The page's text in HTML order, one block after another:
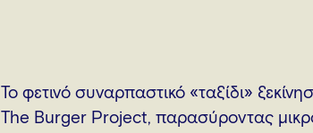
Το φετινό συναρπαστικό «ταξίδι»
The Burger Project, παρασύροντας